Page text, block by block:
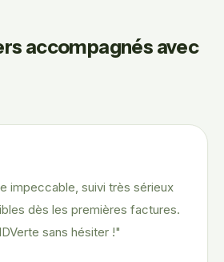
accompagnés avec
impeccable, suivi très sérieux
dès les premières factures.
sans hésiter !"